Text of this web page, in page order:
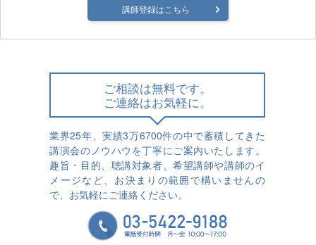
講師登録はこちら
ご相談は無料です。
ご連絡はお気軽に。
業界25年、実績3万6700件の中で蓄積してきた
講演会のノウハウを丁寧にご案内いたします。
趣旨・目的、聴講対象者、希望講師や講師のイ
メージなど、お決まりの範囲で構いませんの
で、お気軽にご連絡ください。